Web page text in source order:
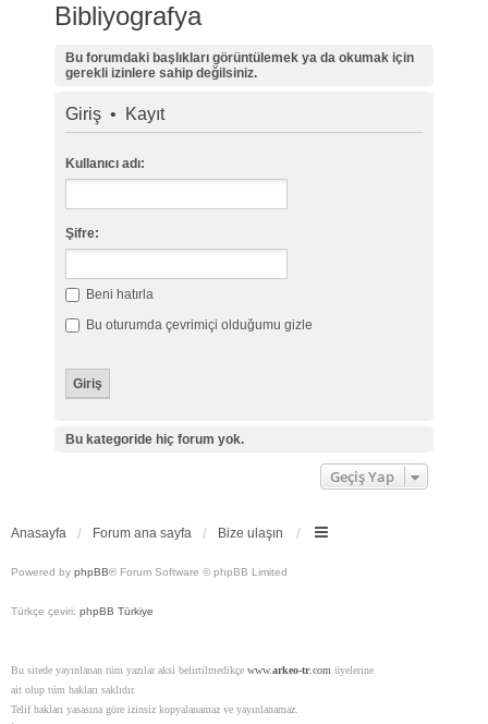
Bibliyografya
Bu forumdaki başlıkları görüntülemek ya da okumak için
gerekli izinlere sahip değilsiniz.
Giriş• Kayıt
Kullanıcı adı:
Şifre:
Beni hatırla
Bu oturumda çevrimiçi olduğumu gizle
Bu kategoride hiç forum yok.
Geçiş Yap
Anasayfa Forum ana sayfa Bize ulaşın
Powered by phpBB® Forum Software © phpBB Limited
Türkçe çeviri: phpBB Türkiye
Bu sitede yayınlanan tüm yazılar aksi belirtilmedikçe www.arkeo-tr.com üyelerine
ait olup tüm hakları saklıdır.
Telif hakları yasasına göre izinsiz kopyalanamaz ve yayınlanamaz.